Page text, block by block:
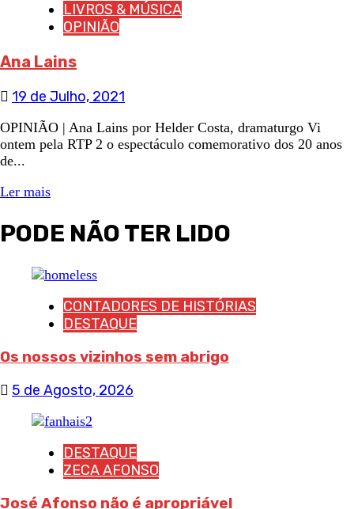
LIVROS & MÚSICA
OPINIÃO
Ana Lains
19 de Julho, 2021
OPINIÃO | Ana Lains por Helder Costa, dramaturgo Vi
ontem pela RTP 2 o espectáculo comemorativo dos 20 anos
de...
Ler mais
PODE NÃO TER LIDO
CONTADORES DE HISTÓRIAS
DESTAQUE
Os nossos vizinhos sem abrigo
5 de Agosto, 2026
DESTAQUE
ZECA AFONSO
José Afonso não é apropriável